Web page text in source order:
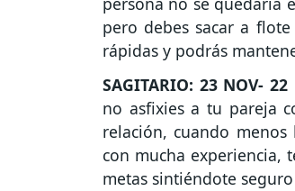
pero debes sacar a
rápidas y podrás
SAGITARIO: 23 NOV- 22
no asfixies a tu pareja
relación, cuando
con mucha experiencia,
metas sintiéndote